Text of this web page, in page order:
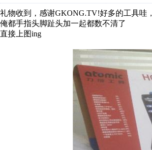
礼物收到，感谢GKONG.TV!好多的工具哇，
俺都手指头脚趾头加一起都数不清了
直接上图ing